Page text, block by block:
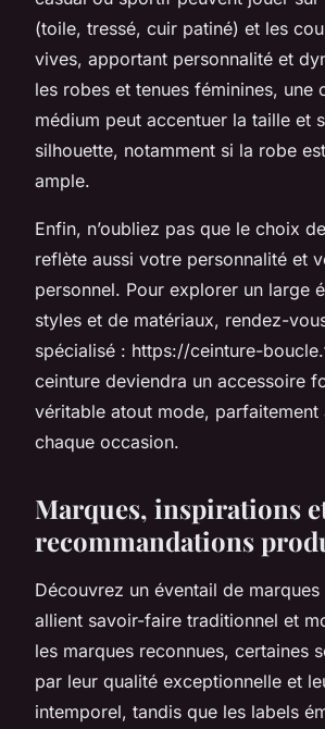
(toile, tressé, cuir patiné) et les
vives, apportant personnalité et
les robes et tenues féminines, une
médium peut accentuer la taille et
silhouette, notamment si la robe
ample.
Enfin, n’oubliez pas que le choix
reflète aussi votre personnalité et
personnel. Pour explorer un large
styles et de matériaux, rendez-
spécialisé : https://ceinture-
ceinture deviendra un accessoire
véritable atout mode, parfaitement
chaque occasion.
Marques, inspirations
recommandations
Découvrez un éventail de
allient savoir-faire traditionnel et
les marques reconnues, certaines
par leur qualité exceptionnelle et
intemporel, tandis que les labels